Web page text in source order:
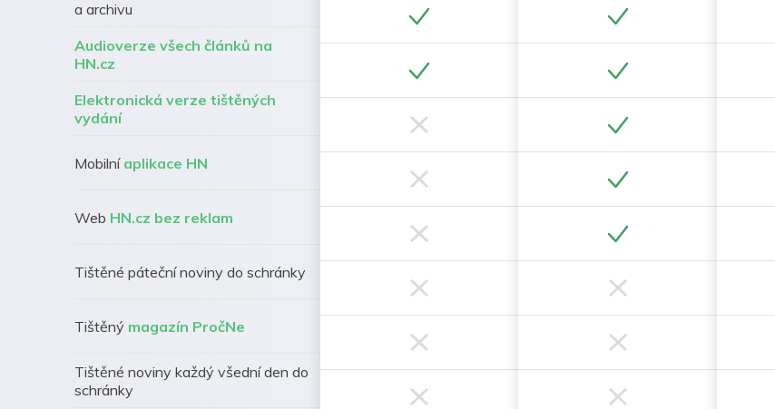
a archivu
Audioverze všech článků na
HN.cz
Elektronická verze tištěných
vydání
Mobilní aplikace HN
Web HN.cz bez reklam
Tištěné páteční noviny do schránky
Tištěný magazín PročNe
Tištěné noviny každý všední den do
schránky